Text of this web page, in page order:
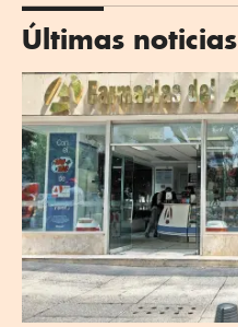
Últimas noticias